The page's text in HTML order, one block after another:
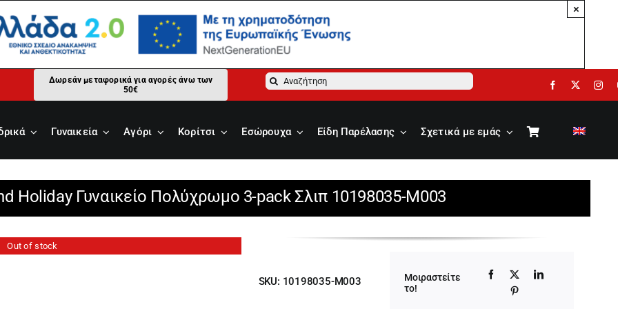
×
Δωρεάν μεταφορικά για αγορές άνω των
50€
Αναζήτηση
Γυναικεία Αγόρι Κορίτσι Εσώρουχα Είδη Παρέλασης Σχετικά με εμάς
Holiday Γυναικείο Πολύχρωμο 3-pack Σλιπ 10198035-M003
Out of stock
SKU: 10198035-M003
Μοιραστείτε
το!